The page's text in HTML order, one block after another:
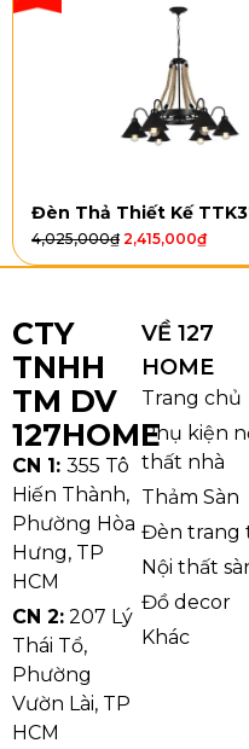
Thông số chi
Mã sản phẩm: DB25
Loại bóng: E27 x 1
Kích thước sản
Đèn Bàn DB25nổi bật
dáng đòn gập, tạo nên
xuống dưới giúp tổng
chân đế tròn bản rộng
Tỷ lệ W190 x H600 giúp
điểm nhấn trên mặt
kềnh.
Đèn Thả Thiết Kế
4,025,000₫ 2,415,000₫
CTY
TNHH
TM DV
127HOME
CN 1: 355 Tô
Hiến Thành,
Phường Hòa
Hưng, TP
HCM
CN 2: 207 Lý
Thái Tổ,
Phường
Vườn Lài, TP
HCM
VỀ 127
HOME
Trang chủ
Phụ kiện
thất nhà
Thảm Sàn
Đèn trang
Nội thất
Đồ decor
Khác